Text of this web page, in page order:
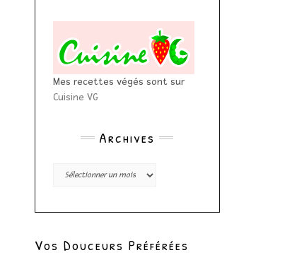
Mes recettes végés sont sur
Cuisine VG
Archives
Archives
Vos Douceurs Préférées